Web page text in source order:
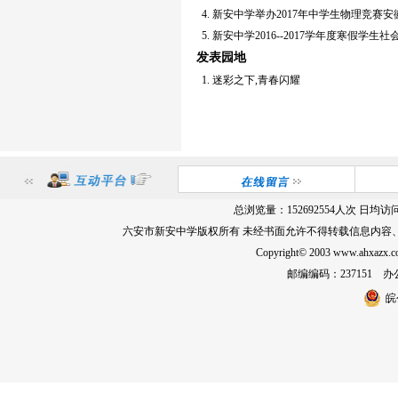
4. 新安中学举办2017年中学生物理竞赛安
5. 新安中学2016--2017学年度寒假学生社
发表园地
1. 迷彩之下,青春闪耀
总浏览量： 152692554人次 日均访
六安市新安中学版权所有 未经书面允许不得转载信息内容
Copyright© 2003
邮编编码：237151 办
皖